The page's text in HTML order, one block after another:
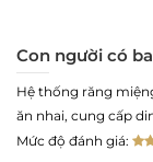
Con người có
Hệ thống răng
ăn nhai, cung cấp
Mức độ đánh giá: